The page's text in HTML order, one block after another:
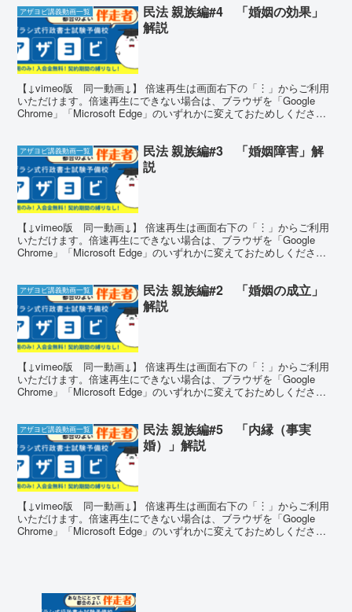
アザヨビ講義動画一覧
民法 親族編#4 「婚姻の効果」
解説
【↓vimeo版 同一動画↓】 倍速再生は画面右下の「︙」からご利用
いただけます。倍速再生にできない場合は、ブラウザを「Google
Chrome」「Microsoft Edge」のいずれかに変えておためしくださ
アザヨビ講義動画一覧
民法 親族編#3 「婚姻障害」解
説
【↓vimeo版 同一動画↓】 倍速再生は画面右下の「︙」からご利用
いただけます。倍速再生にできない場合は、ブラウザを「Google
Chrome」「Microsoft Edge」のいずれかに変えておためしくださ
アザヨビ講義動画一覧
民法 親族編#2 「婚姻の成立」
解説
【↓vimeo版 同一動画↓】 倍速再生は画面右下の「︙」からご利用
いただけます。倍速再生にできない場合は、ブラウザを「Google
Chrome」「Microsoft Edge」のいずれかに変えておためしくださ
アザヨビ講義動画一覧
民法 親族編#5 「内縁（事実
婚）」解説
【↓vimeo版 同一動画↓】 倍速再生は画面右下の「︙」からご利用
いただけます。倍速再生にできない場合は、ブラウザを「Google
Chrome」「Microsoft Edge」のいずれかに変えておためしくださ